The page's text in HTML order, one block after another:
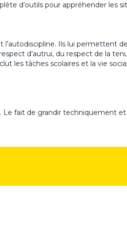
d’outils pour appréhender les
Ils lui permettent
d’autrui, du respect de la
les tâches scolaires et la vie
fait de grandir techniquement